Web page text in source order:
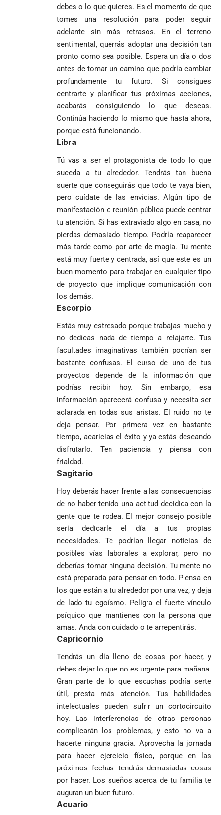
debes o lo que quieres. Es el momento de que
tomes una resolución para poder seguir
adelante sin más retrasos. En el terreno
sentimental, querrás adoptar una decisión tan
pronto como sea posible. Espera un día o dos
antes de tomar un camino que podría cambiar
profundamente tu futuro. Si consigues
centrarte y planificar tus próximas acciones,
acabarás consiguiendo lo que deseas.
Continúa haciendo lo mismo que hasta ahora,
porque está funcionando.
Libra
Tú vas a ser el protagonista de todo lo que
suceda a tu alrededor. Tendrás tan buena
suerte que conseguirás que todo te vaya bien,
pero cuídate de las envidias. Algún tipo de
manifestación o reunión pública puede centrar
tu atención. Si has extraviado algo en casa, no
pierdas demasiado tiempo. Podría reaparecer
más tarde como por arte de magia. Tu mente
está muy fuerte y centrada, así que este es un
buen momento para trabajar en cualquier tipo
de proyecto que implique comunicación con
los demás.
Escorpio
Estás muy estresado porque trabajas mucho y
no dedicas nada de tiempo a relajarte. Tus
facultades imaginativas también podrían ser
bastante confusas. El curso de uno de tus
proyectos depende de la información que
podrías recibir hoy. Sin embargo, esa
información aparecerá confusa y necesita ser
aclarada en todas sus aristas. El ruido no te
deja pensar. Por primera vez en bastante
tiempo, acaricias el éxito y ya estás deseando
disfrutarlo. Ten paciencia y piensa con
frialdad.
Sagitario
Hoy deberás hacer frente a las consecuencias
de no haber tenido una actitud decidida con la
gente que te rodea. El mejor consejo posible
sería dedicarle el día a tus propias
necesidades. Te podrían llegar noticias de
posibles vías laborales a explorar, pero no
deberías tomar ninguna decisión. Tu mente no
está preparada para pensar en todo. Piensa en
los que están a tu alrededor por una vez, y deja
de lado tu egoísmo. Peligra el fuerte vínculo
psíquico que mantienes con la persona que
amas. Anda con cuidado o te arrepentirás.
Capricornio
Tendrás un día lleno de cosas por hacer, y
debes dejar lo que no es urgente para mañana.
Gran parte de lo que escuchas podría serte
útil, presta más atención. Tus habilidades
intelectuales pueden sufrir un cortocircuito
hoy. Las interferencias de otras personas
complicarán los problemas, y esto no va a
hacerte ninguna gracia. Aprovecha la jornada
para hacer ejercicio físico, porque en las
próximos fechas tendrás demasiadas cosas
por hacer. Los sueños acerca de tu familia te
auguran un buen futuro.
Acuario